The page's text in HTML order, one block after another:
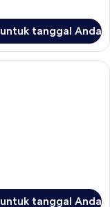
tanggal Anda
Tidur King |
tanggal Anda